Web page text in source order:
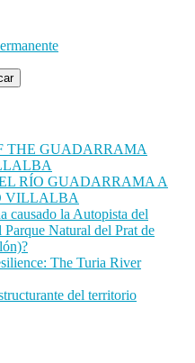
THE GUADARRAMA
RÍO GUADARRAMA A
VILLALBA
causado la Autopista del
Natural del Prat de
The Turia River
del territorio